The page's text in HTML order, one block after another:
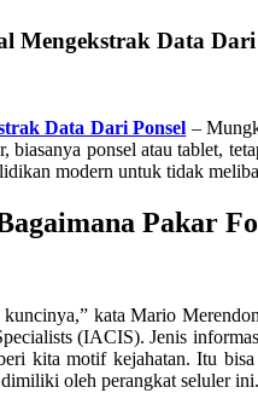
Mengekstrak Data Dari
Data Dari Ponsel –
ponsel atau tablet,
modern untuk tidak
Pakar
kuncinya,” kata Mario
(IACIS). Jenis
kita motif kejahatan. Itu
oleh perangkat seluler ini.